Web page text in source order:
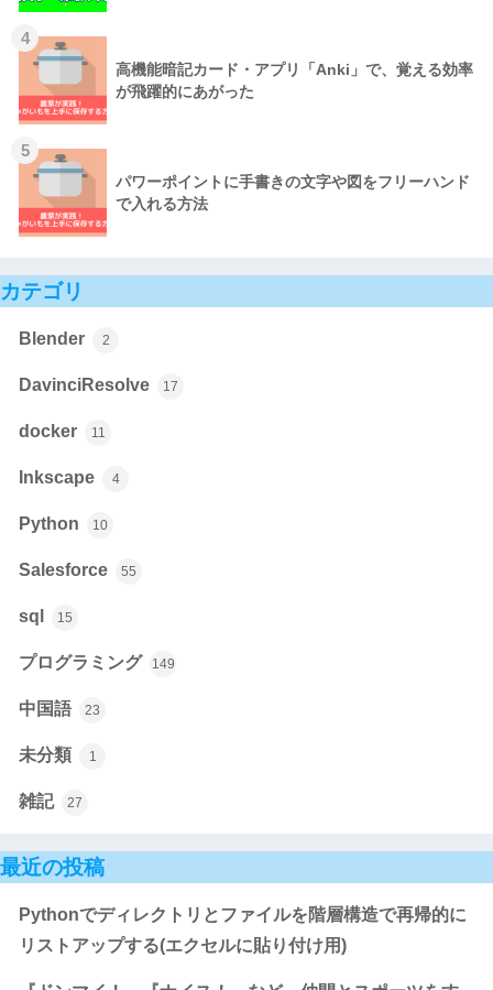
4
高機能暗記カード・アプリ「Anki」で、覚える効率
が飛躍的にあがった
5
パワーポイントに手書きの文字や図をフリーハンド
で入れる方法
カテゴリ
Blender 2
DavinciResolve 17
docker 11
Inkscape 4
Python 10
Salesforce 55
sql 15
プログラミング 149
中国語 23
未分類 1
雑記 27
最近の投稿
Pythonでディレクトリとファイルを階層構造で再帰的に
リストアップする(エクセルに貼り付け用)